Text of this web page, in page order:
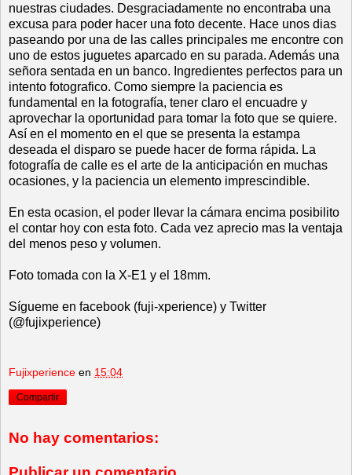
nuestras ciudades. Desgraciadamente no encontraba una
excusa para poder hacer una foto decente. Hace unos dias
paseando por una de las calles principales me encontre con
uno de estos juguetes aparcado en su parada. Además una
señora sentada en un banco. Ingredientes perfectos para un
intento fotografico. Como siempre la paciencia es
fundamental en la fotografía, tener claro el encuadre y
aprovechar la oportunidad para tomar la foto que se quiere.
Así en el momento en el que se presenta la estampa
deseada el disparo se puede hacer de forma rápida. La
fotografía de calle es el arte de la anticipación en muchas
ocasiones, y la paciencia un elemento imprescindible.
En esta ocasion, el poder llevar la cámara encima posibilito
el contar hoy con esta foto. Cada vez aprecio mas la ventaja
del menos peso y volumen.
Foto tomada con la X-E1 y el 18mm.
Sígueme en facebook (fuji-xperience) y Twitter
(@fujixperience)
Fujixperience en 15:04
Compartir
No hay comentarios: